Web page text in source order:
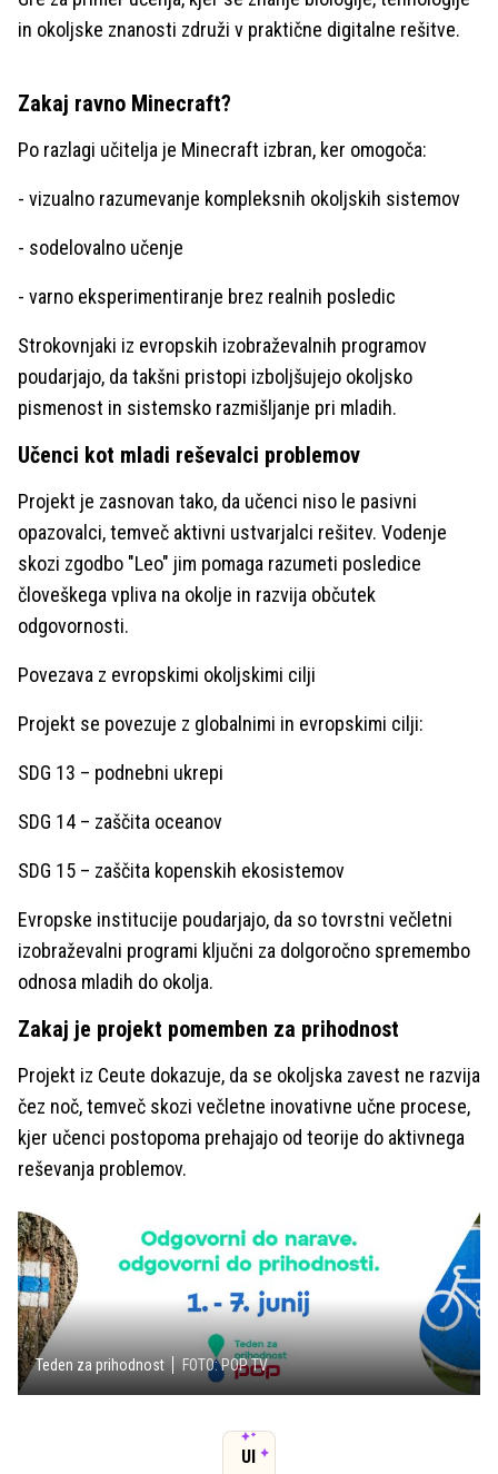
in okoljske znanosti združi v praktične digitalne rešitve.
Zakaj ravno Minecraft?
Po razlagi učitelja je Minecraft izbran, ker omogoča:
- vizualno razumevanje kompleksnih okoljskih sistemov
- sodelovalno učenje
- varno eksperimentiranje brez realnih posledic
Strokovnjaki iz evropskih izobraževalnih programov
poudarjajo, da takšni pristopi izboljšujejo okoljsko
pismenost in sistemsko razmišljanje pri mladih.
Učenci kot mladi reševalci problemov
Projekt je zasnovan tako, da učenci niso le pasivni
opazovalci, temveč aktivni ustvarjalci rešitev. Vodenje
skozi zgodbo "Leo" jim pomaga razumeti posledice
človeškega vpliva na okolje in razvija občutek
odgovornosti.
Povezava z evropskimi okoljskimi cilji
Projekt se povezuje z globalnimi in evropskimi cilji:
SDG 13 – podnebni ukrepi
SDG 14 – zaščita oceanov
SDG 15 – zaščita kopenskih ekosistemov
Evropske institucije poudarjajo, da so tovrstni večletni
izobraževalni programi ključni za dolgoročno spremembo
odnosa mladih do okolja.
Zakaj je projekt pomemben za prihodnost
Projekt iz Ceute dokazuje, da se okoljska zavest ne razvija
čez noč, temveč skozi večletne inovativne učne procese,
kjer učenci postopoma prehajajo od teorije do aktivnega
reševanja problemov.
Teden za prihodnost FOTO: POP TV
UI